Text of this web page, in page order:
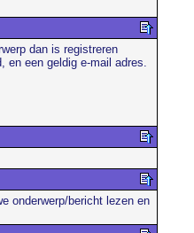
dan is registreren
een geldig e-mail adres.
onderwerp/bericht lezen en